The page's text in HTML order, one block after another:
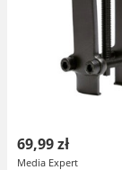
69,99 zł
Media Expert